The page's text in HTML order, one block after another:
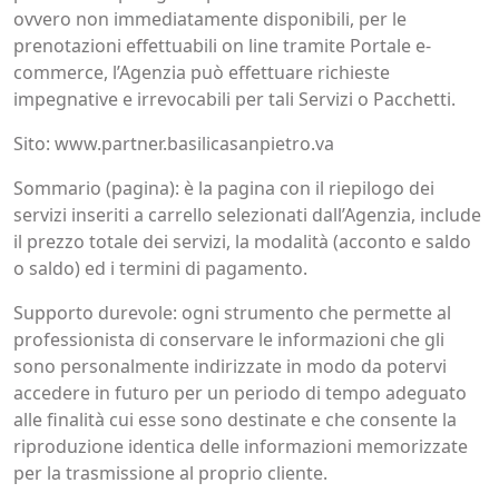
ovvero non immediatamente disponibili, per le
prenotazioni effettuabili on line tramite Portale e-
commerce, l’Agenzia può effettuare richieste
impegnative e irrevocabili per tali Servizi o Pacchetti.
Sito: www.partner.basilicasanpietro.va
Sommario (pagina): è la pagina con il riepilogo dei
servizi inseriti a carrello selezionati dall’Agenzia, include
il prezzo totale dei servizi, la modalità (acconto e saldo
o saldo) ed i termini di pagamento.
Supporto durevole: ogni strumento che permette al
professionista di conservare le informazioni che gli
sono personalmente indirizzate in modo da potervi
accedere in futuro per un periodo di tempo adeguato
alle finalità cui esse sono destinate e che consente la
riproduzione identica delle informazioni memorizzate
per la trasmissione al proprio cliente.